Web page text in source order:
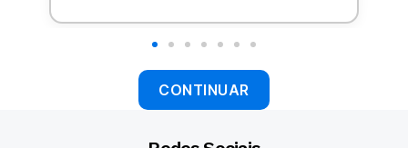
CONTINUAR